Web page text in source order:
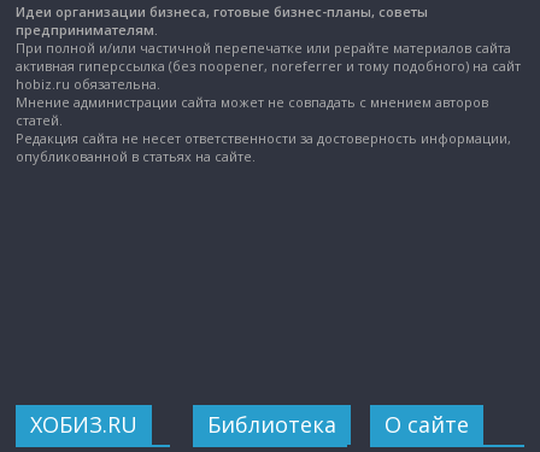
Идеи организации бизнеса, готовые бизнес-планы, советы
предпринимателям.
При полной и/или частичной перепечатке или рерайте материалов сайта
активная гиперссылка (без noopener, noreferrer и тому подобного) на сайт
hobiz.ru обязательна.
Мнение администрации сайта может не совпадать с мнением авторов
статей.
Редакция сайта не несет ответственности за достоверность информации,
опубликованной в статьях на сайте.
ХОБИЗ.RU Библиотека О сайте